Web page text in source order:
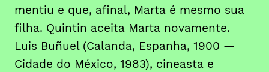
mentiu e que, afinal, Marta é mesmo sua
filha. Quintin aceita Marta novamente.
Luis Buñuel (Calanda, Espanha, 1900 —
Cidade do México, 1983), cineasta e